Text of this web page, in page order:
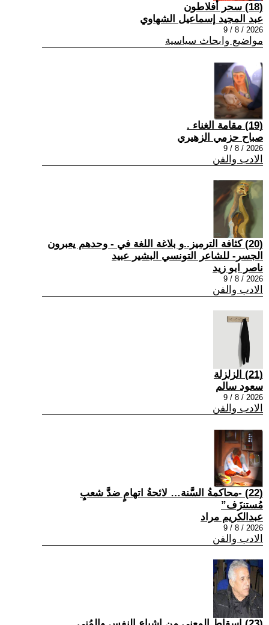
(18) سحر أفلاطون
عبد المجيد إسماعيل الشهاوي
2026 / 8 / 9
مواضيع وابحاث سياسية
(19) مقامة الغناء .
صباح حزمي الزهيري
2026 / 8 / 9
الادب والفن
(20) كثافة الترميز..و بلاغة اللغة في - وحدهم يعبرون
الجسر- للشاعر التونسي البشير عبيد
ناصر ابو زيد
2026 / 8 / 9
الادب والفن
(21) الزلزلة
سعود سالم
2026 / 8 / 9
الادب والفن
(22) -محاكمةُ السَّنة… لائحةُ اتهامٍ ضدَّ شعبٍ
مُستنزَف”
عبدالكريم مراد
2026 / 8 / 9
الادب والفن